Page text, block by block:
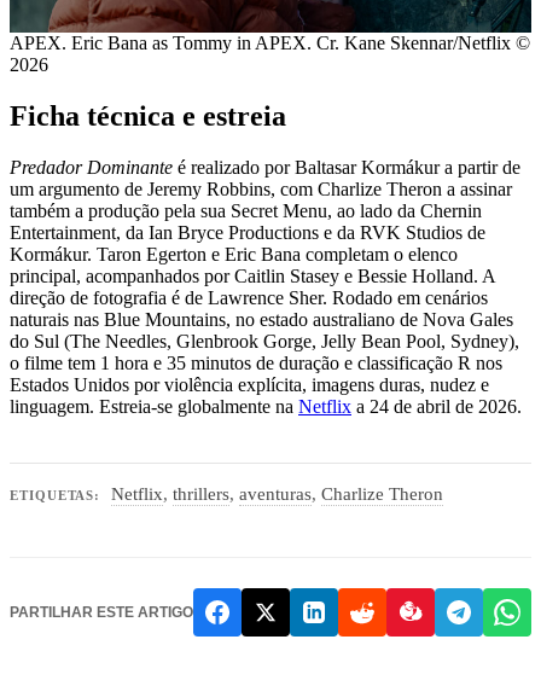
APEX. Eric Bana as Tommy in APEX. Cr. Kane Skennar/Netflix ©
2026
Ficha técnica e estreia
Predador Dominante é realizado por Baltasar Kormákur a partir de
um argumento de Jeremy Robbins, com Charlize Theron a assinar
também a produção pela sua Secret Menu, ao lado da Chernin
Entertainment, da Ian Bryce Productions e da RVK Studios de
Kormákur. Taron Egerton e Eric Bana completam o elenco
principal, acompanhados por Caitlin Stasey e Bessie Holland. A
direção de fotografia é de Lawrence Sher. Rodado em cenários
naturais nas Blue Mountains, no estado australiano de Nova Gales
do Sul (The Needles, Glenbrook Gorge, Jelly Bean Pool, Sydney),
o filme tem 1 hora e 35 minutos de duração e classificação R nos
Estados Unidos por violência explícita, imagens duras, nudez e
linguagem. Estreia-se globalmente na Netflix a 24 de abril de 2026.
ETIQUETAS: Netflix, thrillers, aventuras, Charlize Theron
PARTILHAR ESTE ARTIGO